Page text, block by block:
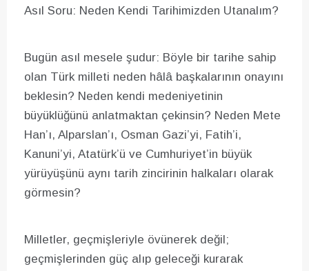
Asıl Soru: Neden Kendi Tarihimizden Utanalım?
Bugün asıl mesele şudur: Böyle bir tarihe sahip
olan Türk milleti neden hâlâ başkalarının onayını
beklesin? Neden kendi medeniyetinin
büyüklüğünü anlatmaktan çekinsin? Neden Mete
Han’ı, Alparslan’ı, Osman Gazi’yi, Fatih’i,
Kanuni’yi, Atatürk’ü ve Cumhuriyet’in büyük
yürüyüşünü aynı tarih zincirinin halkaları olarak
görmesin?
Milletler, geçmişleriyle övünerek değil;
geçmişlerinden güç alıp geleceği kurarak